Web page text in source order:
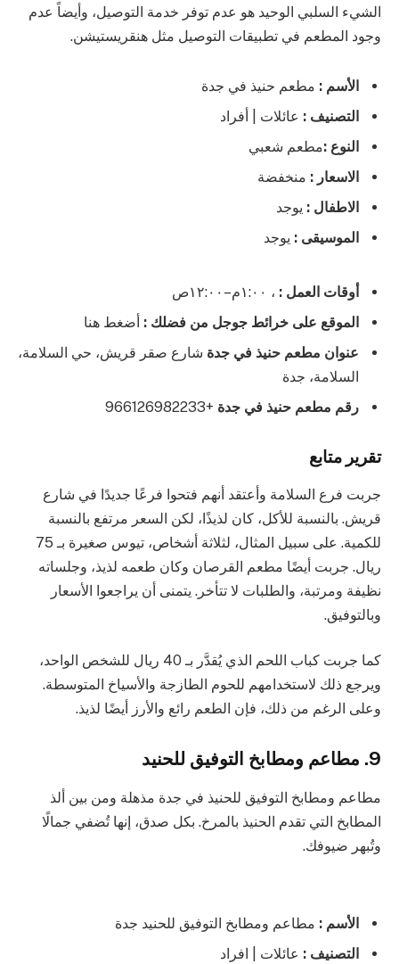
الشيء السلبي الوحيد هو عدم توفر خدمة التوصيل، وأيضاً عدم
وجود المطعم في تطبيقات التوصيل مثل هنقريستيشن.
الأسم : مطعم حنيذ في جدة
التصنيف : عائلات | أفراد
النوع :مطعم شعبي
الاسعار : منخفضة
الاطفال : يوجد
الموسيقى : يوجد
أوقات العمل : ، ١:٠٠م–١٢:٠٠ص
الموقع على خرائط جوجل من فضلك : أضغط هنا
عنوان مطعم حنيذ في جدة شارع صقر قريش، حي السلامة،
السلامة، جدة
رقم مطعم حنيذ في جدة +966126982233
تقرير متابع
جربت فرع السلامة وأعتقد أنهم فتحوا فرعًا جديدًا في شارع
قريش. بالنسبة للأكل، كان لذيذًا، لكن السعر مرتفع بالنسبة
للكمية. على سبيل المثال، لثلاثة أشخاص، تيوس صغيرة بـ 75
ريال. جربت أيضًا مطعم القرصان وكان طعمه لذيذ، وجلساته
نظيفة ومرتبة، والطلبات لا تتأخر. يتمنى أن يراجعوا الأسعار
وبالتوفيق.
كما جربت كباب اللحم الذي يُقدَّر بـ 40 ريال للشخص الواحد،
ويرجع ذلك لاستخدامهم للحوم الطازجة والأسياخ المتوسطة.
وعلى الرغم من ذلك، فإن الطعم رائع والأرز أيضًا لذيذ.
9. مطاعم ومطابخ التوفيق للحنيد
مطاعم ومطابخ التوفيق للحنيذ في جدة مذهلة ومن بين ألذ
المطابخ التي تقدم الحنيذ بالمرخ. بكل صدق، إنها تُضفي جمالًا
وتُبهر ضيوفك.
الأسم : مطاعم ومطابخ التوفيق للحنيد جدة
التصنيف : عائلات | افراد